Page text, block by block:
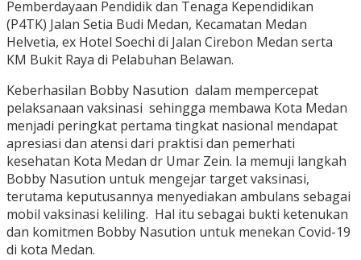
Pemberdayaan Pendidik dan Tenaga Kependidikan
(P4TK) Jalan Setia Budi Medan, Kecamatan Medan
Helvetia, ex Hotel Soechi di Jalan Cirebon Medan serta
KM Bukit Raya di Pelabuhan Belawan.
Keberhasilan Bobby Nasution dalam mempercepat
pelaksanaan vaksinasi sehingga membawa Kota Medan
menjadi peringkat pertama tingkat nasional mendapat
apresiasi dan atensi dari praktisi dan pemerhati
kesehatan Kota Medan dr Umar Zein. Ia memuji langkah
Bobby Nasution untuk mengejar target vaksinasi,
terutama keputusannya menyediakan ambulans sebagai
mobil vaksinasi keliling. Hal itu sebagai bukti ketenukan
dan komitmen Bobby Nasution untuk menekan Covid-19
di kota Medan.